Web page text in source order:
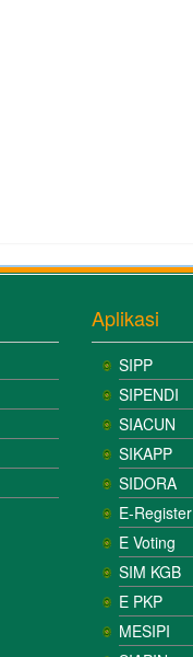
Aplikasi
SIPP
SIPENDI
SIACUN
SIKAPP
SIDORA
E-Register
E Voting
SIM KGB
E PKP
MESIPI